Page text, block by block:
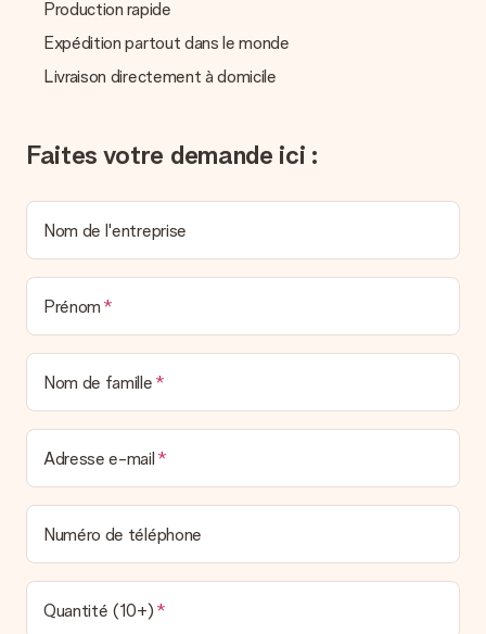
Nous n’envoyons pas de facture avec le cadeau. Nous vous
l’envoyons par e-mail avec la confirmation de commande. Vous
pouvez de même retrouver votre facture dans votre espace
un véritable effet surprise !
Production rapide
Expédition partout dans le monde
Livraison directement à domicile
Faites votre demande ici :
Nom de l'entreprise
Prénom
Nom de famille
Adresse e-mail
Numéro de téléphone
Quantité (10+)